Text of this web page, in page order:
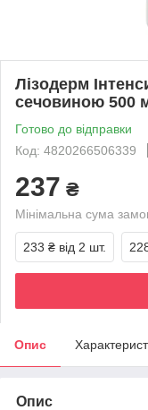
Лізодерм
сечовиною 500
Готово до відправки
Код: 4820266506339
237 ₴
Мінімальна сума
233 ₴ від 2 шт.
Опис
Опис